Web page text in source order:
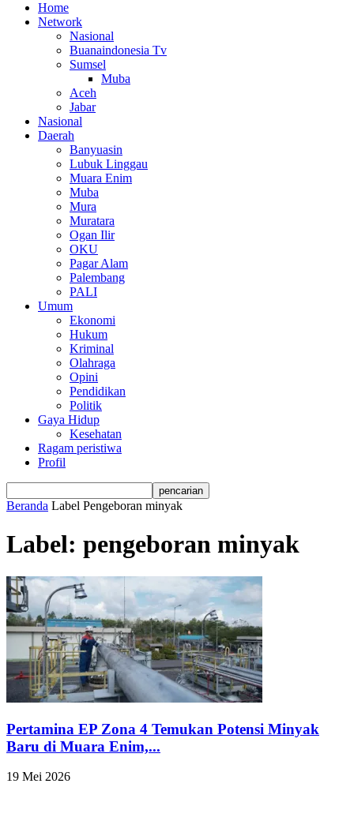
Home
Network
Nasional
Buanaindonesia Tv
Sumsel
Muba
Aceh
Jabar
Nasional
Daerah
Banyuasin
Lubuk Linggau
Muara Enim
Muba
Mura
Muratara
Ogan Ilir
OKU
Pagar Alam
Palembang
PALI
Umum
Ekonomi
Hukum
Kriminal
Olahraga
Opini
Pendidikan
Politik
Gaya Hidup
Kesehatan
Ragam peristiwa
Profil
Beranda Label Pengeboran minyak
Label: pengeboran minyak
Pertamina EP Zona 4 Temukan Potensi Minyak
Baru di Muara Enim,...
19 Mei 2026